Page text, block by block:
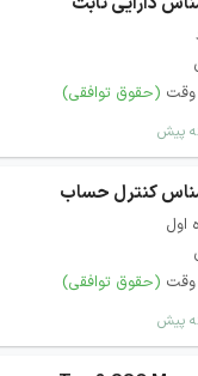
وقت (حقوق توافقی)
کنترل حساب
اول
وقت (حقوق توافقی)